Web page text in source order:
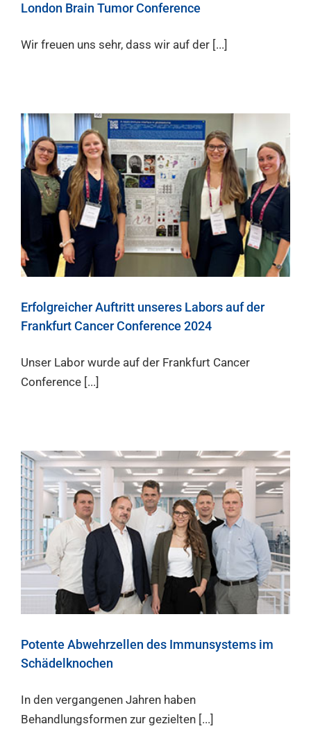
London Brain Tumor Conference
Wir freuen uns sehr, dass wir auf der [...]
Erfolgreicher Auftritt unseres Labors auf der
Frankfurt Cancer Conference 2024
Unser Labor wurde auf der Frankfurt Cancer
Conference [...]
Potente Abwehrzellen des Immunsystems im
Schädelknochen
In den vergangenen Jahren haben
Behandlungsformen zur gezielten [...]